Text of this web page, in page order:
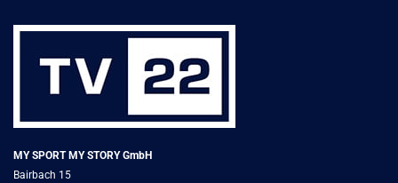
MY SPORT MY STORY GmbH
Bairbach 15